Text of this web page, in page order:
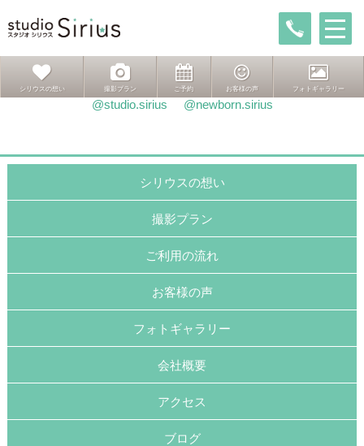
シリウスの想い 撮影プラン ご予約 お客様の声 フォトギャラリー
稿
ー
の
稿:
次ページへ 次
おすすめお宮
インスタグラムはこちら
@studio.sirius
@newborn.sirius
シリウスの想い
撮影プラン
ご利用の流れ
お客様の声
フォトギャラリー
会社概要
アクセス
ブログ